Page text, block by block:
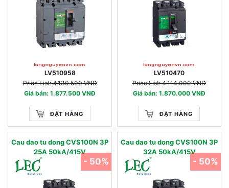
LV510958
Price List: 4.130.500 VNĐ
Giá bán: 1.877.500 VNĐ
ĐẶT HÀNG
LV510470
Price List: 4.114.000 VNĐ
Giá bán: 1.870.000 VNĐ
ĐẶT HÀNG
Cau dao tu dong CVS100N 3P
25A 50kA/415V
- 50%
Cau dao tu dong CVS100N 3P
32A 50kA/415V
- 50%